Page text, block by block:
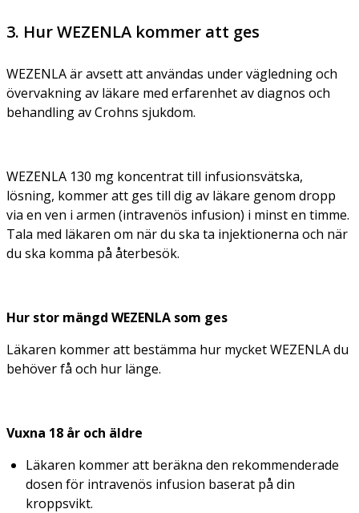
3. Hur WEZENLA kommer att ges
WEZENLA är avsett att användas under vägledning och
övervakning av läkare med erfarenhet av diagnos och
behandling av Crohns sjukdom.
WEZENLA 130 mg koncentrat till infusionsvätska,
lösning, kommer att ges till dig av läkare genom dropp
via en ven i armen (intravenös infusion) i minst en timme.
Tala med läkaren om när du ska ta injektionerna och när
du ska komma på återbesök.
Hur stor mängd WEZENLA som ges
Läkaren kommer att bestämma hur mycket WEZENLA du
behöver få och hur länge.
Vuxna 18 år och äldre
Läkaren kommer att beräkna den rekommenderade
dosen för intravenös infusion baserat på din
kroppsvikt.